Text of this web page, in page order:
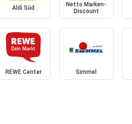
Aldi Süd
Netto Marken-
Discount
REWE Center Simmel